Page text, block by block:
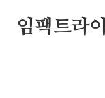
임팩트라